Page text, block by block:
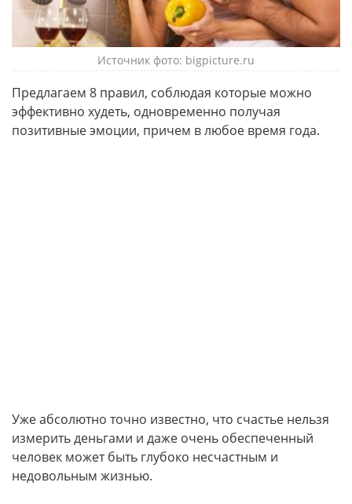
Источник фото: bigpicture.ru
Предлагаем 8 правил, соблюдая которые можно
эффективно худеть, одновременно получая
позитивные эмоции, причем в любое время года.
Уже абсолютно точно известно, что счастье нельзя
измерить деньгами и даже очень обеспеченный
человек может быть глубоко несчастным и
недовольным жизнью.